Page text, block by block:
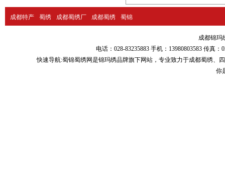
成都特产 蜀绣 成都蜀绣厂 成都蜀绣 蜀锦
成都锦玛
电话：028-83235883 手机：13980803583 传真
快速导航:蜀锦蜀绣网是锦玛绣品牌旗下网站，专业致力于成都蜀绣、
你